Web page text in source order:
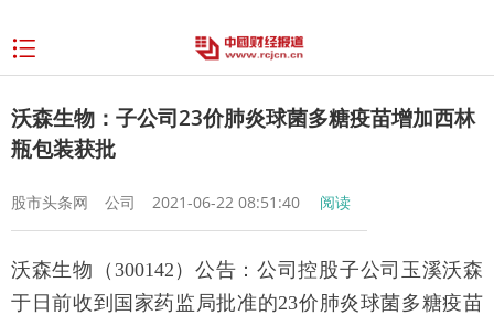
沃森生物：子公司23价肺炎球菌多糖疫苗增加西林
瓶包装获批
股市头条网 公司 2021-06-22 08:51:40 阅读
沃森生物（300142）公告：公司控股子公司玉溪沃森
于日前收到国家药监局批准的23价肺炎球菌多糖疫苗